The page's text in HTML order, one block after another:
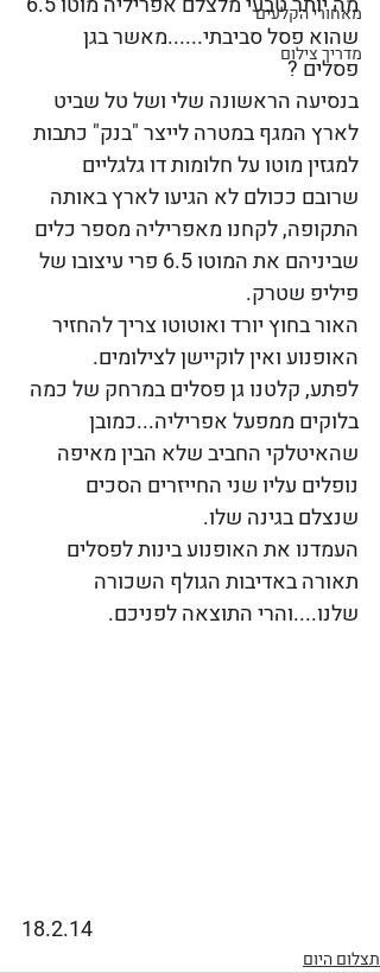
מאחורי הקלעים
מדריך צילום
שהוא פסל סביבתי......מאשר בגן
פסלים ?
בנסיעה הראשונה שלי ושל טל שביט
לארץ המגף במטרה לייצר "בנק" כתבות
למגזין מוטו על חלומות דו גלגליים
שרובם ככולם לא הגיעו לארץ באותה
התקופה, לקחנו מאפריליה מספר כלים
שביניהם את המוטו 6.5 פרי עיצובו של
פיליפ שטרק.
האור בחוץ יורד ואוטוטו צריך להחזיר
האופנוע ואין לוקיישן לצילומים.
לפתע, קלטנו גן פסלים במרחק של כמה
בלוקים ממפעל אפריליה...כמובן
שהאיטלקי החביב שלא הבין מאיפה
נופלים עליו שני החייזרים הסכים
שנצלם בגינה שלו.
העמדנו את האופנוע בינות לפסלים
תאורה באדיבות הגולף השכורה
שלנו....והרי התוצאה לפניכם.
18.2.14
תצלום היום